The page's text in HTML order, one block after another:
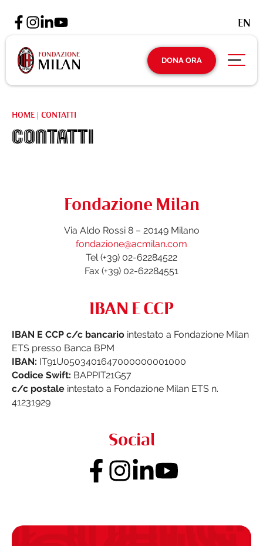
DONA ORA
EN
HOME | CONTATTI
CONTATTI
Fondazione Milan
Via Aldo Rossi 8 – 20149 Milano
fondazione@acmilan.com
Tel (+39) 02-62284522
Fax (+39) 02-62284551
IBAN E CCP
IBAN E CCP c/c bancario intestato a Fondazione Milan
ETS presso Banca BPM
IBAN: IT91U0503401647000000001000
Codice Swift: BAPPIT21G57
c/c postale intestato a Fondazione Milan ETS n.
41231929
Social